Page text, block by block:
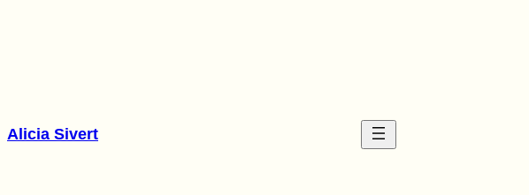
Alicia Sivert